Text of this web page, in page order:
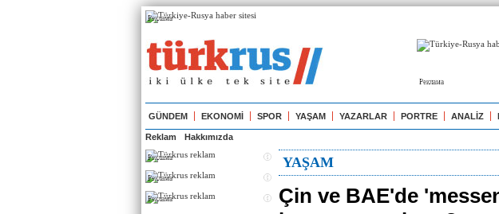
Реклама
Реклама
GÜNDEM EKONOMİ SPOR YAŞAM YAZARLAR PORTRE ANALİZ
Reklam Hakkımızda
Реклама
Реклама
Реклама
YAŞAM
Çin ve BAE'de